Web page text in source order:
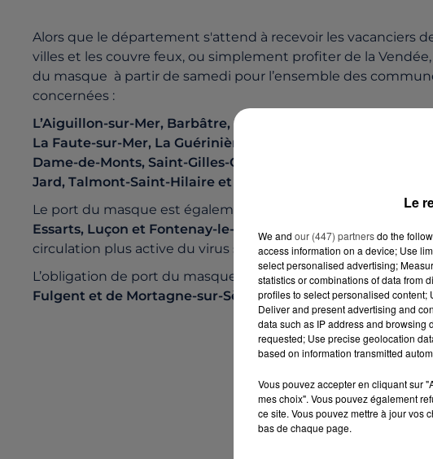
Alors que le département s'attend à recevoir les vacanciers
villes et les couvre feux, ou simplement profiter de la
du masque à partir de samedi pour l’ensemble des
concernées :
L’Aiguillon-sur-Mer, Barbâtre, La Barre-de-Monts,
La Faute-sur-Mer, La Guérinière, L’Ile d’Yeu, Jard-sur-
Dame-de-Monts, Saint-Gilles-Croix-de-Vie, Saint-Hilaire-
Jard, Talmont-Saint-Hilaire et La Tranche-sur-Me
Le port du masque est également rendu obligatoire dans
Essarts, Luçon et Fontenay-le-Comte
circulation plus active du virus sur le territoire de ces
L’obligation de port du masque est enfin prolongée sur le
Fulgent et de Mortagne-sur-Sèvrejusqu'au 2 novembre.
Le
We and our (447) partnersdo the
access information on a device; Use
select personalised advertising;
statistics or combinations of data from
profiles to select personalised content;
Deliver and present advertising and
data such as IP address and browsing
requested; Use precise geolocation
based on information transmitted
Vous pouvez accepter en cliquant sur
mes choix". Vous pouvez également
ce site. Vous pouvez mettre à jour vos
bas de chaque page.